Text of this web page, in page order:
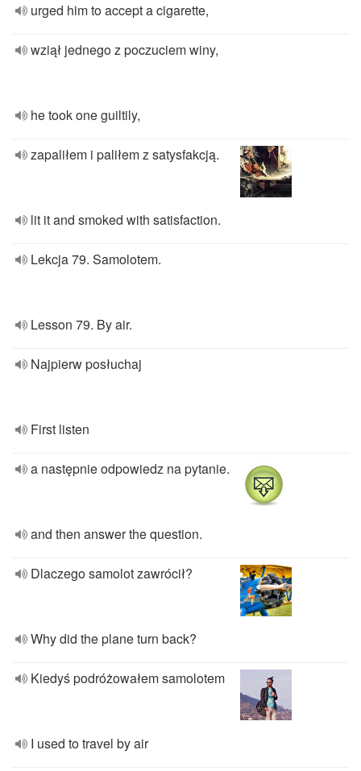
urged him to accept a cigarette,
wziął jednego z poczuciem winy,
he took one guiltily,
zapaliłem i paliłem z satysfakcją.
lit it and smoked with satisfaction.
Lekcja 79. Samolotem.
Lesson 79. By air.
Najpierw posłuchaj
First listen
a następnie odpowiedz na pytanie.
and then answer the question.
Dlaczego samolot zawrócił?
Why did the plane turn back?
Kiedyś podróżowałem samolotem
I used to travel by air